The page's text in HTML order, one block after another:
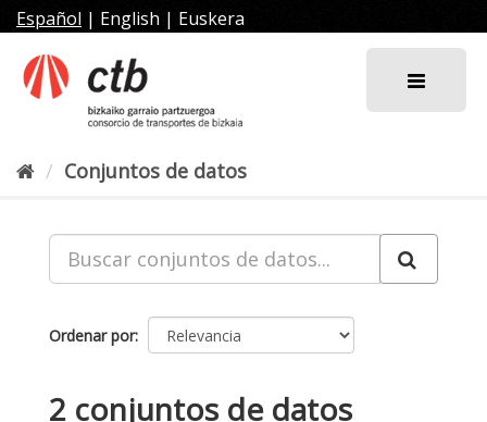
al
contenido
Español | English | Euskera
Conjuntos de datos
Ordenar por
2 conjuntos de datos